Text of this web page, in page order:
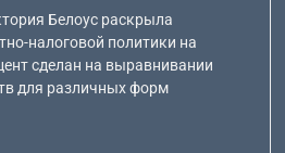
Белоус раскрыла
налоговой политики на
сделан на выравнивании
для различных форм